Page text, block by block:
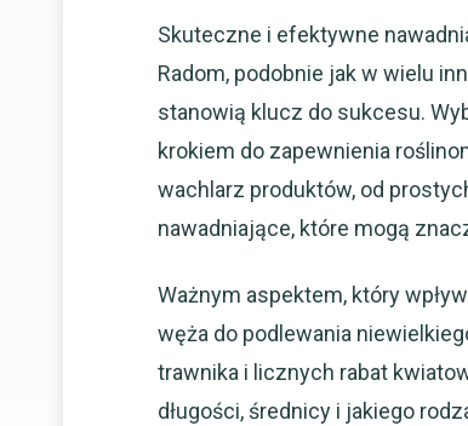
Skuteczne i efektywne
Radom, podobnie jak w wielu
stanowią klucz do sukcesu.
krokiem do zapewnienia
wachlarz produktów, od
nawadniające, które mogą
Ważnym aspektem, który
węża do podlewania
trawnika i licznych rabat
długości, średnicy i jakiego